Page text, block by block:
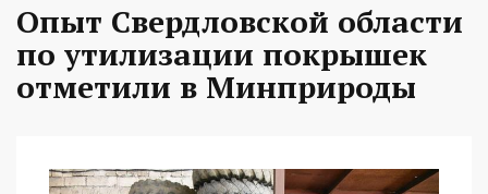
Опыт Свердловской области
по утилизации покрышек
отметили в Минприроды